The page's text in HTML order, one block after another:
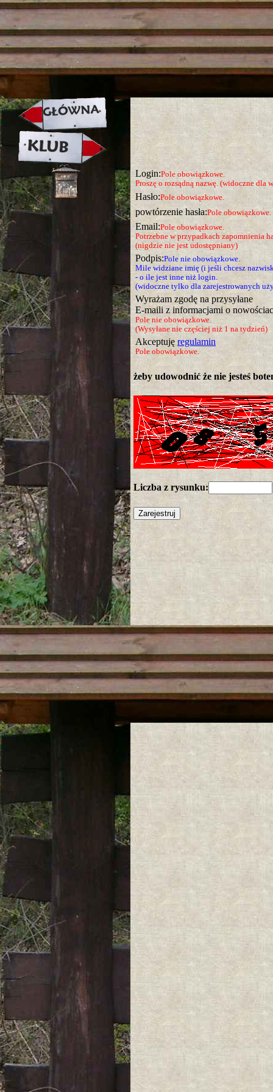
strona w naprawie zapraszamy
Login:Pole obowiązkowe.
Proszę o rozsądną nazwę. (widoczne dla
Hasło:Pole obowiązkowe.
powtórzenie hasła:Pole obowiązkowe.
Email:Pole obowiązkowe.
Potrzebne w przypadkach zapomnienia
(nigdzie nie jest udostępniany)
Podpis:Pole nie obowiązkowe.
Mile widziane imię (i jeśli chcesz
- o ile jest inne niż login.
(widoczne tylko dla zarejestrowanych
Wyrażam zgodę na przysyłane
E-maili z informacjami o
Pole nie obowiązkowe.
(Wysyłane nie częściej niż 1 na tydzień)
Akceptuję regulamin
Pole obowiązkowe.
żeby udowodnić że nie jesteś
Liczba z rysunku: